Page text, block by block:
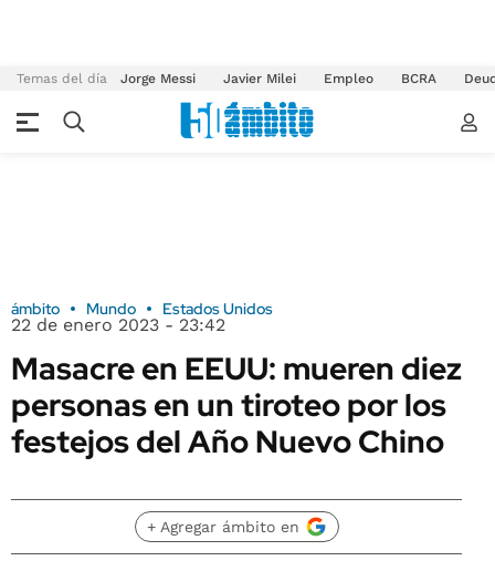
Temas del día Jorge Messi Javier Milei Empleo BCRA
ámbito Mundo Estados Unidos
22 de enero 2023 - 23:42
Masacre en EEUU: mueren diez
personas en un tiroteo por los
festejos del Año Nuevo Chino
+ Agregar ámbito en